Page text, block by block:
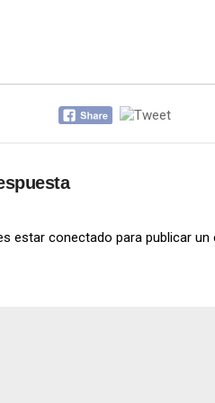
estar conectado para publicar un